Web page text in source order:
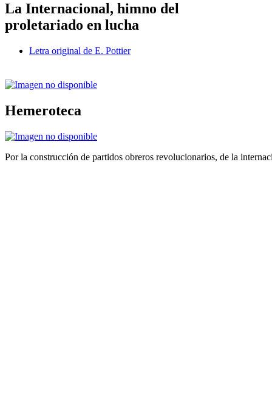
La Internacional, himno del
proletariado en lucha
Letra original de E. Pottier
Hemeroteca
Por la construcción de partidos obreros revolucionarios, de la